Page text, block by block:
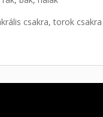
csakra, torok csakra